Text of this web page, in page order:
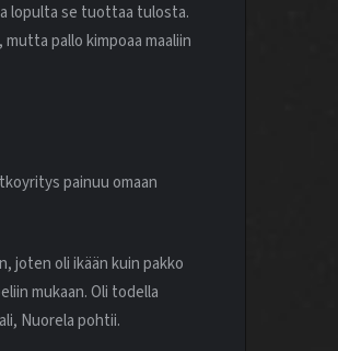
lopulta se tuottaa tulosta.
pallo kimpoaa maaliin
painuu omaan
joten oli ikään kuin pakko
mukaan. Oli todella
Nuorela pohtii.